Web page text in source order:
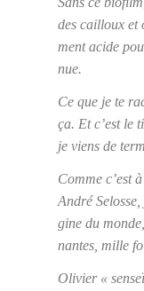
des cailloux et
ment acide
nue.
Ce que je te
ça. Et c’est le
je viens de
Comme c’est
André
gine du monde
nantes, mille
Oli­vier «